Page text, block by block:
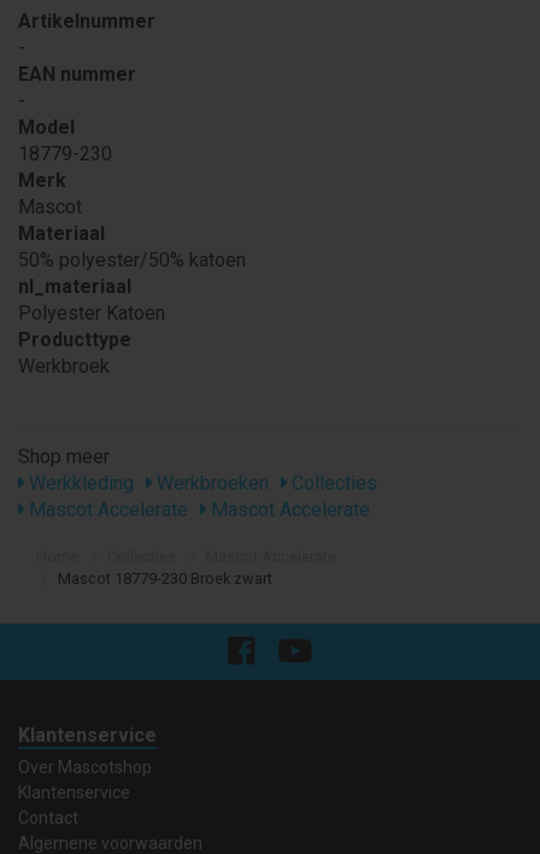
Artikelnummer
-
EAN nummer
-
Model
18779-230
Merk
Mascot
Materiaal
50% polyester/50% katoen
nl_materiaal
Polyester Katoen
Producttype
Werkbroek
Shop meer
Werkkleding
Werkbroeken
Collecties
Mascot Accelerate
Mascot Accelerate
Mascot 18779-230 Broek zwart
Klantenservice
Over Mascotshop
Klantenservice
Contact
Algemene voorwaarden